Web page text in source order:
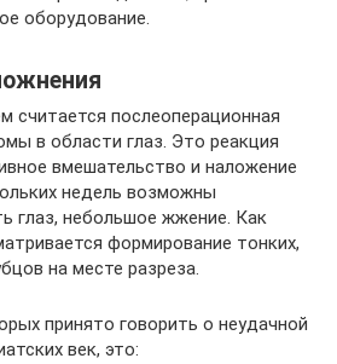
оборудование.
считается послеоперационная
в области глаз. Это реакция
вмешательство и наложение
недель возможны
глаз, небольшое жжение. Как
формирование тонких,
на месте разреза.
принято говорить о неудачной
век, это: